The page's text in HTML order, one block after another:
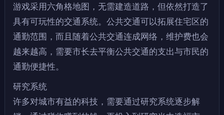
游戏采用六角格地图，无需建造道路，但依然打造了
具有可玩性的交通系统。公共交通可以拓展住宅区的
通勤范围，而且随着公共交通连成网络，维护费也会
越来越高，需要市长去平衡公共交通的支出与市民的
通勤便捷性。
研究系统
许多对城市有益的科技，需要通过研究系统逐步解